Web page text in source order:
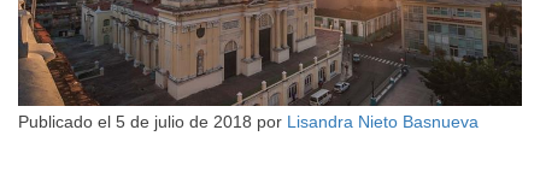
Publicado el 5 de julio de 2018 por Lisandra Nieto Basnueva